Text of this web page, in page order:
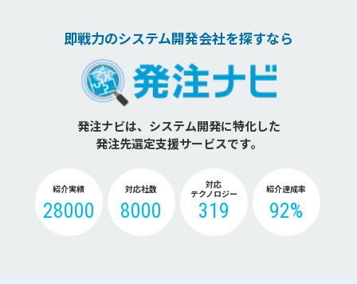
即戦力のシステム開発会社を探すなら
発注ナビは、システム開発に特化した
発注先選定支援サービスです。
紹介実績
28000
対応社数
8000
対応
テクノロジー
319
紹介達成率
92%